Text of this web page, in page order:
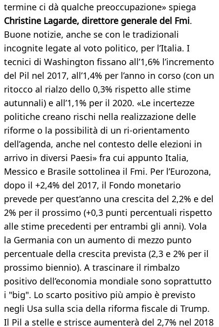
termine ci dà qualche preoccupazione» spiega
Christine Lagarde, direttore generale del Fmi.
Buone notizie, anche se con le tradizionali
incognite legate al voto politico, per l’Italia. I
tecnici di Washington fissano all’1,6% l’incremento
del Pil nel 2017, all’1,4% per l’anno in corso (con un
ritocco al rialzo dello 0,3% rispetto alle stime
autunnali) e all’1,1% per il 2020. «Le incertezze
politiche creano rischi nella realizzazione delle
riforme o la possibilità di un ri-orientamento
dell’agenda, anche nel contesto delle elezioni in
arrivo in diversi Paesi» fra cui appunto Italia,
Messico e Brasile sottolinea il Fmi. Per l’Eurozona,
dopo il +2,4% del 2017, il Fondo monetario
prevede per quest’anno una crescita del 2,2% e del
2% per il prossimo (+0,3 punti percentuali rispetto
alle stime precedenti per entrambi gli anni). Vola
la Germania con un aumento di mezzo punto
percentuale della crescita prevista (2,3 e 2% per il
prossimo biennio). A trascinare il rimbalzo
positivo dell’economia mondiale sono soprattutto
i "big". Lo scarto positivo più ampio è previsto
negli Usa sulla scia della riforma fiscale di Trump.
Il Pil a stelle e strisce aumenterà del 2,7% nel 2018